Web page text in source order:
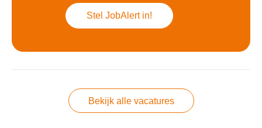
Stel JobAlert in!
Bekijk alle vacatures